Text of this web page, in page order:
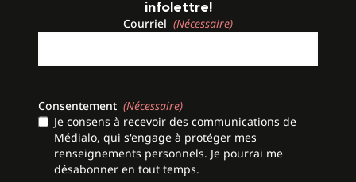
infolettre!
Courriel (Nécessaire)
Consentement (Nécessaire)
Je consens à recevoir des communications de
Médialo, qui s'engage à protéger mes
renseignements personnels. Je pourrai me
désabonner en tout temps.